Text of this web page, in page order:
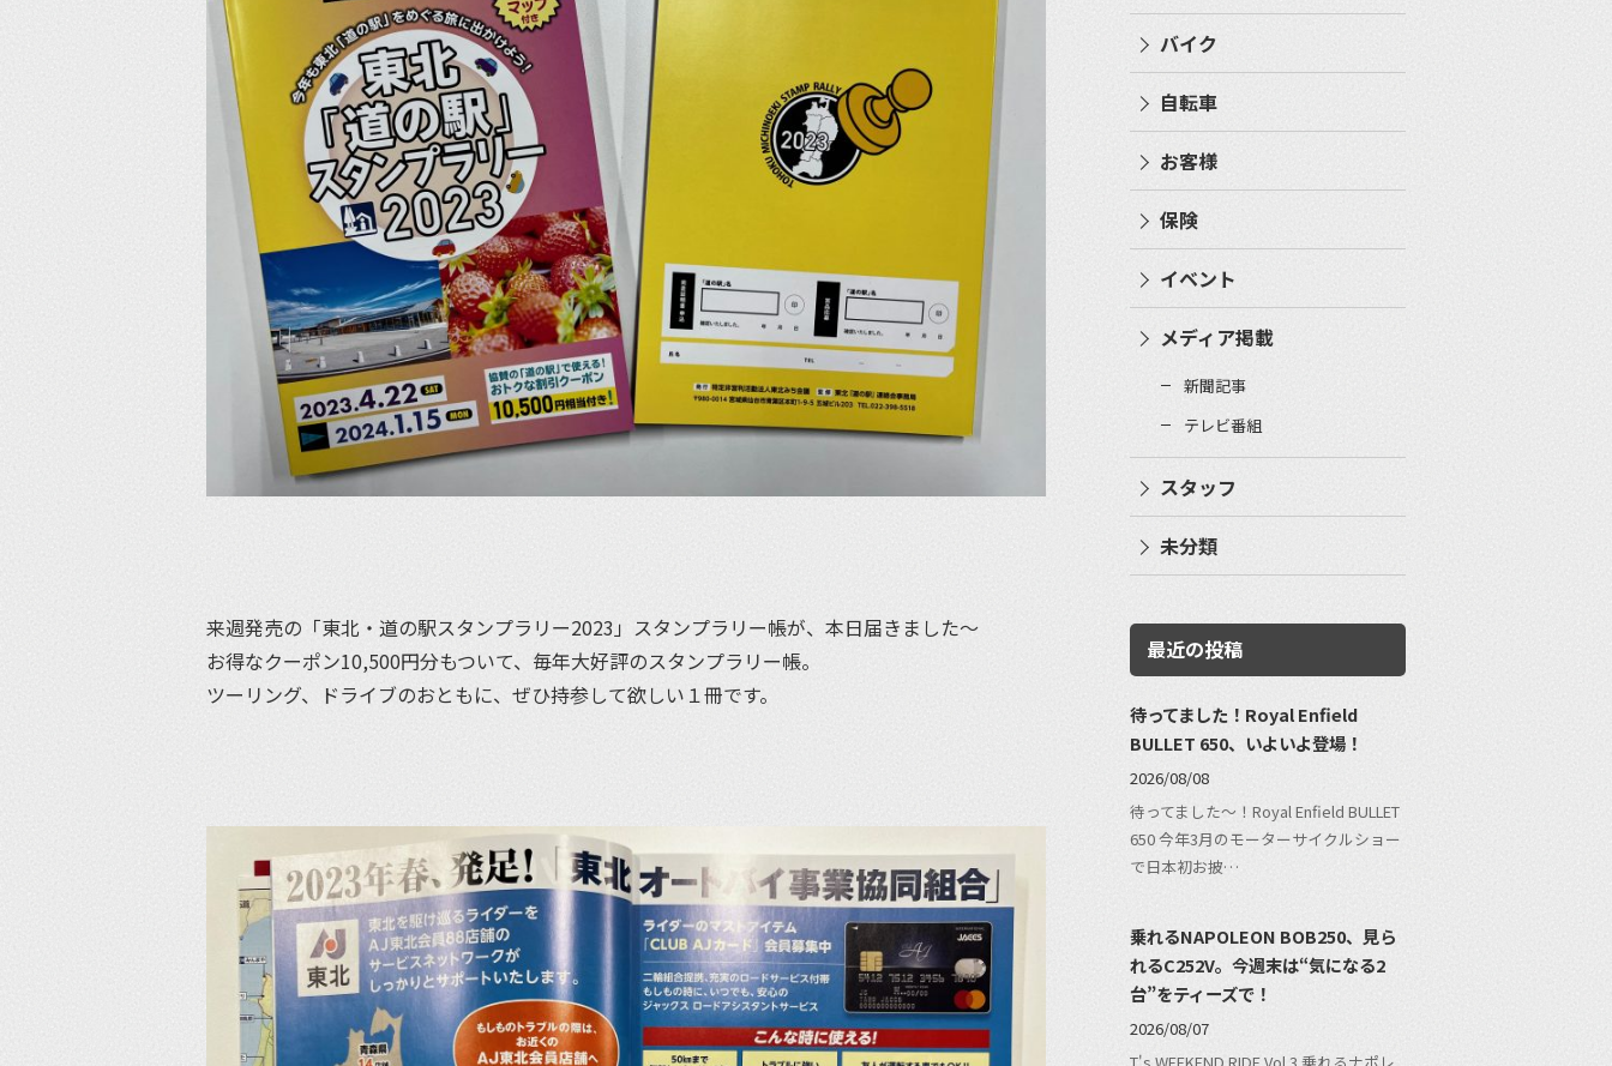
来週発売の「東北・道の駅スタンプラリー2023」スタンプラリー帳が、本日届きました〜
お得なクーポン10,500円分もついて、毎年大好評のスタンプラリー帳。
ツーリング、ドライブのおともに、ぜひ持参して欲しい１冊です。
バイク
自転車
お客様
保険
イベント
メディア掲載
新聞記事
テレビ番組
スタッフ
未分類
最近の投稿
待ってました！Royal Enfield
BULLET 650、いよいよ登場！
2026/08/08
待ってました〜！Royal Enfield BULLET
650 今年3月のモーターサイクルショー
で日本初お披…
乗れるNAPOLEON BOB250、見ら
れるC252V。今週末は“気になる2
台”をティーズで！
2026/08/07